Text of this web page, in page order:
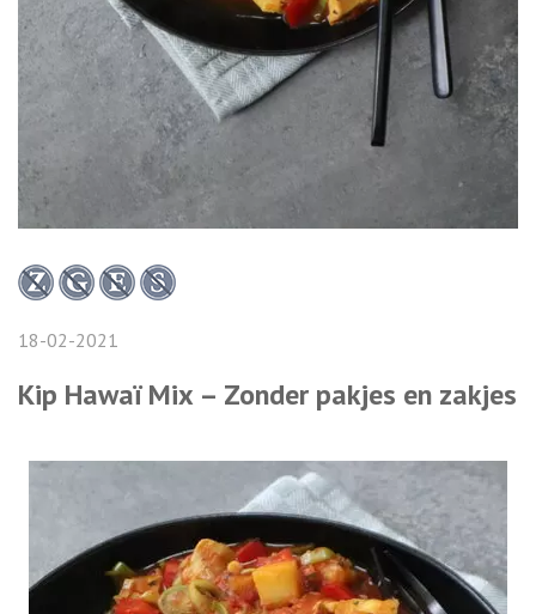
18-02-2021
Kip Hawaï Mix – Zonder pakjes en zakjes